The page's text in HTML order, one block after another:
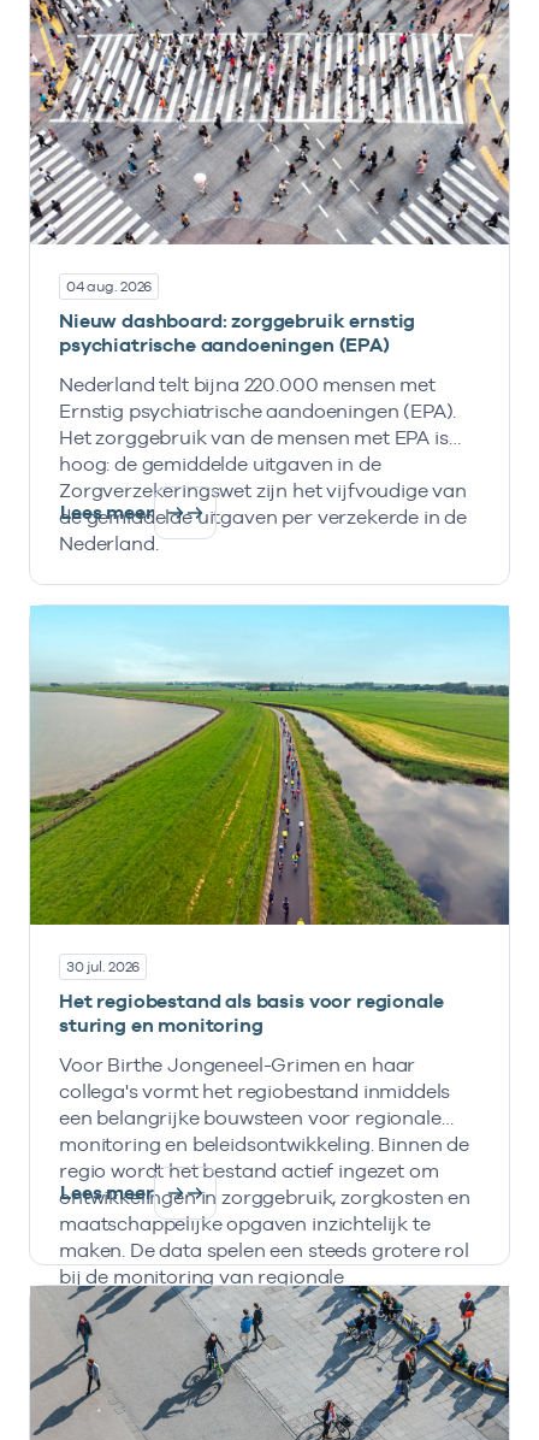
04 aug. 2026
Nieuw dashboard: zorggebruik ernstig
psychiatrische aandoeningen (EPA)
Nederland telt bijna 220.000 mensen met
Ernstig psychiatrische aandoeningen (EPA).
Het zorggebruik van de mensen met EPA is
hoog: de gemiddelde uitgaven in de
Zorgverzekeringswet zijn het vijfvoudige van
de gemiddelde uitgaven per verzekerde in de
Nederland.
Lees meer
30 jul. 2026
Het regiobestand als basis voor regionale
sturing en monitoring
Voor Birthe Jongeneel-Grimen en haar
collega's vormt het regiobestand inmiddels
een belangrijke bouwsteen voor regionale
monitoring en beleidsontwikkeling. Binnen de
regio wordt het bestand actief ingezet om
ontwikkelingen in zorggebruik, zorgkosten en
maatschappelijke opgaven inzichtelijk te
maken. De data spelen een steeds grotere rol
bij de monitoring van regionale
transformatieopgaven en de inzet van IZA- en
AZWA-middelen.
Lees meer